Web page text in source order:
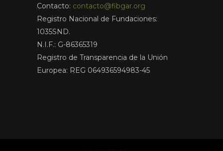
Contacto: contacto@fibgar.org
Registro Nacional de Fundaciones:
1035SND.
N.I.F.: G-86365319
Registro de Transparencia de la Unión
Europea: REG 064936594983-45